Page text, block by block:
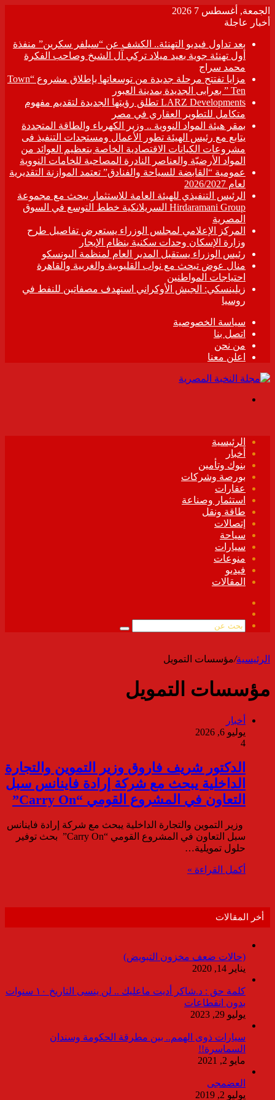
الجمعة, أغسطس 7 2026
أخبار عاجلة
بعد تداول فيديو التهنئة.. الكشف عن “سيلفر سكرين” منفذة
أول تهنئة جوية بعيد ميلاد تركي آل الشيخ وصاحب الفكرة
محمد سراج
مزايا تفتتح مرحلة جديدة من توسعاتها بإطلاق مشروع “Town
Ten ” بعرابى الجديدة بمدينة العبور
LARZ Developments تطلق رؤيتها الجديدة لتقديم مفهوم
متكامل للتطوير العقاري في مصر
بمقر هيئة المواد النووية .. وزير الكهرباء والطاقة المتجددة
يتابع مع رئيس الهيئة تطور الأعمال ومستجدات التنفيذ فى
مشروعات الكيانات الاقتصادية الخاصة بتعظيم العوائد من
المواد الأرضيّة والعناصر النادرة المصاحبة للخامات النووية
عمومية “القابضة للسياحة والفنادق” تعتمد الموازنة التقديرية
لعام 2026/2027
الرئيس التنفيذي للهيئة العامة للاستثمار يبحث مع مجموعة
Hirdaramani Group السريلانكية خطط التوسع في السوق
المصرية
المركز الإعلامي لمجلس الوزراء يستعرض تفاصيل طرح
وزارة الإسكان وحدات سكنية بنظام الإيجار
رئيس الوزراء يستقبل المدير العام لمنظمة اليونسكو
منال عوض تبحث مع نواب القليوبية والغربية والقاهرة
احتياجات المواطنين
زيلينسكي: الجيش الأوكراني استهدف مصفاتين للنفط في
روسيا
سياسة الخصوصية
اتصل بنا
من نحن
اعلن معنا
الرئيسية
أخبار
بنوك وتأمين
بورصة وشركات
عقارات
استثمار وصناعة
طاقة ونقل
إتصالات
سياحة
سيارات
منوعات
فيديو
المقالات
الموقع
بحث
الرئيسية/مؤسسات التمويل
مؤسسات التمويل
أخبار
يوليو 6, 2026
4
الدكتور شريف فاروق وزير التموين والتجارة
الداخلية يبحث مع شركة إرادة فاينانس سبل
التعاون في المشروع القومي “Carry On”
وزير التموين والتجارة الداخلية يبحث مع شركة إرادة فاينانس
سبل التعاون في المشروع القومي “Carry On” بحث توفير
حلول تمويلية…
أكمل القراءة »
أخر المقالات
(حالات ضعف مخزون التبويض)
يناير 14, 2020
كلمة حق : د.شاكر أديت ماعليك .. لن ينسى التاريخ ١٠ سنوات
بدون انقطاعات
يوليو 29, 2023
سيارات ذوى الهمم.. بين مطرقة الحكومة وسندان
السماسرة!!
مايو 2, 2021
العضمجى
يوليو 2, 2019